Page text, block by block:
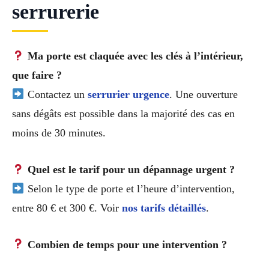
serrurerie
Ma porte est claquée avec les clés à l’intérieur,
que faire ?
Contactez un serrurier urgence. Une ouverture
sans dégâts est possible dans la majorité des cas en
moins de 30 minutes.
Quel est le tarif pour un dépannage urgent ?
Selon le type de porte et l’heure d’intervention,
entre 80 € et 300 €. Voir nos tarifs détaillés.
Combien de temps pour une intervention ?